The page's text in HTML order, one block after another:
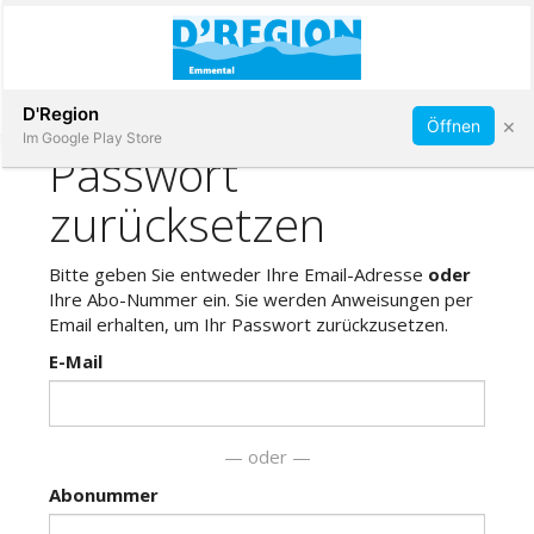
Immobilien
Veranstaltungen
Stellen
Abonnieren
D'Region
Im Google Play Store
Öffnen ×